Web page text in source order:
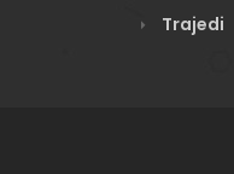
Trajedi